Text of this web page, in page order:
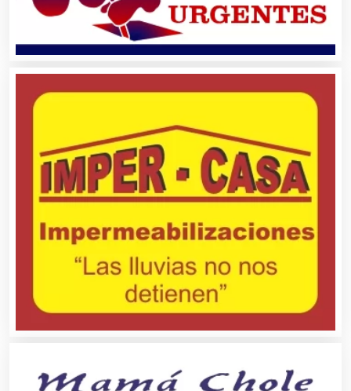
Asesoría Fiscal
Asilos
Asociaciones Civiles
Audio, Sonido e Iluminación
Audios para Eventos